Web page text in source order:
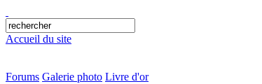
Accueil du site
Forums Galerie photo Livre d'or